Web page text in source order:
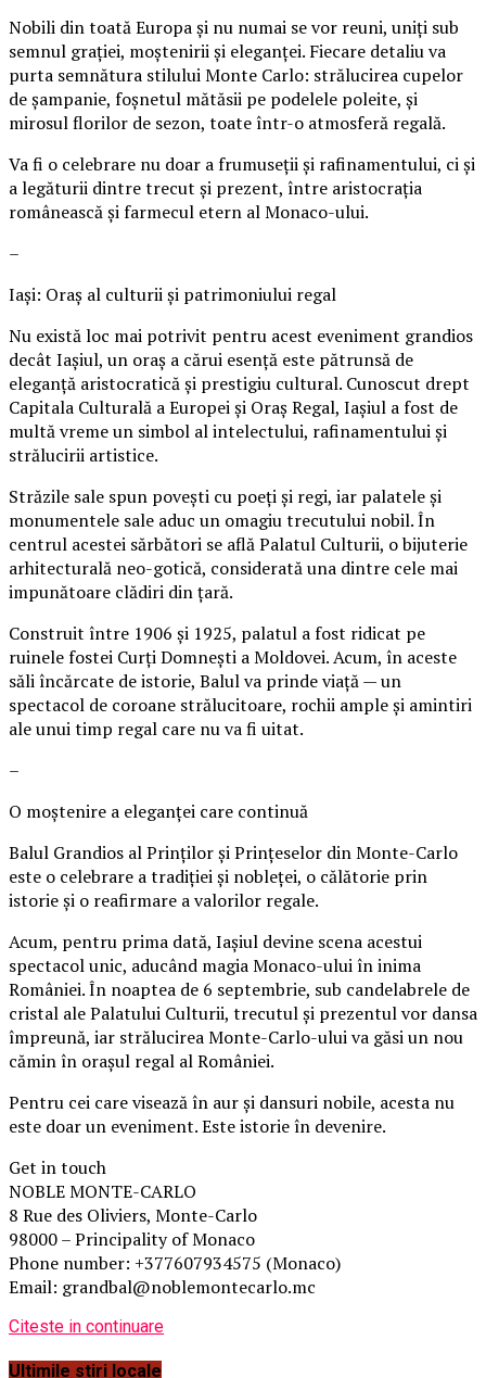
Nobili din toată Europa și nu numai se vor reuni, uniți sub
semnul grației, moștenirii și eleganței. Fiecare detaliu va
purta semnătura stilului Monte Carlo: strălucirea cupelor
de șampanie, foșnetul mătăsii pe podelele poleite, și
mirosul florilor de sezon, toate într-o atmosferă regală.
Va fi o celebrare nu doar a frumuseții și rafinamentului, ci și
a legăturii dintre trecut și prezent, între aristocrația
românească și farmecul etern al Monaco-ului.
–
Iași: Oraș al culturii și patrimoniului regal
Nu există loc mai potrivit pentru acest eveniment grandios
decât Iașiul, un oraș a cărui esență este pătrunsă de
eleganță aristocratică și prestigiu cultural. Cunoscut drept
Capitala Culturală a Europei și Oraș Regal, Iașiul a fost de
multă vreme un simbol al intelectului, rafinamentului și
strălucirii artistice.
Străzile sale spun povești cu poeți și regi, iar palatele și
monumentele sale aduc un omagiu trecutului nobil. În
centrul acestei sărbători se află Palatul Culturii, o bijuterie
arhitecturală neo-gotică, considerată una dintre cele mai
impunătoare clădiri din țară.
Construit între 1906 și 1925, palatul a fost ridicat pe
ruinele fostei Curți Domnești a Moldovei. Acum, în aceste
săli încărcate de istorie, Balul va prinde viață — un
spectacol de coroane strălucitoare, rochii ample și amintiri
ale unui timp regal care nu va fi uitat.
–
O moștenire a eleganței care continuă
Balul Grandios al Prinților și Prințeselor din Monte-Carlo
este o celebrare a tradiției și nobleței, o călătorie prin
istorie și o reafirmare a valorilor regale.
Acum, pentru prima dată, Iașiul devine scena acestui
spectacol unic, aducând magia Monaco-ului în inima
României. În noaptea de 6 septembrie, sub candelabrele de
cristal ale Palatului Culturii, trecutul și prezentul vor dansa
împreună, iar strălucirea Monte-Carlo-ului va găsi un nou
cămin în orașul regal al României.
Pentru cei care visează în aur și dansuri nobile, acesta nu
este doar un eveniment. Este istorie în devenire.
Get in touch
NOBLE MONTE-CARLO
8 Rue des Oliviers, Monte-Carlo
98000 – Principality of Monaco
Phone number: +377607934575 (Monaco)
Email: grandbal@noblemontecarlo.mc
Citeste in continuare
Ultimile stiri locale